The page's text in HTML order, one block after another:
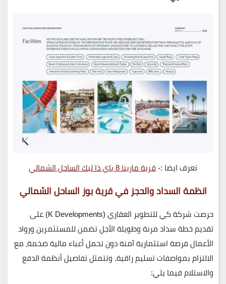
تعرف ايضا :-قرية مارينا 8 باي ذا ليك الساحل الشمالي
انظمة السداد والحجز في قرية بوز الساحل الشمالي
حرصتشركة كي للتطوير العقاري (K Developments)
على
تقديم خطة سداد مرنة وطويلة الأجل تضمن للمستثمرين ورواد
الأعمال فرصة استثمارية آمنة دون تحمل أعباء مالية ضخمة، مع
الالتزام بمواصفات تسليم راقية. وتتمثل تفاصيل أنظمة الدفع
والاستلام فيما يلي: